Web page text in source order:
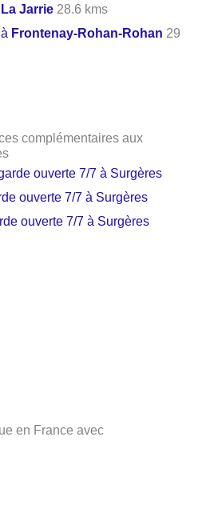
La Jarrie 28.6 kms
Frontenay-Rohan-Rohan 29
complémentaires aux
ouverte 7/7 à Surgères
ouverte 7/7 à Surgères
ouverte 7/7 à Surgères
en France avec